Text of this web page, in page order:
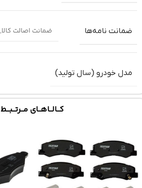
ضمانت‌ نامه‌ها ضمانت اصالت کالا,
مدل خودرو (سال تولید)
کـــالـــاهـــای مـــرتـــبـــط